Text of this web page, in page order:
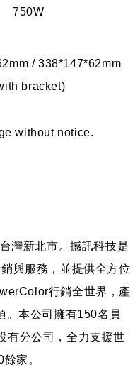
750W
/ 338*147*62mm
bracket)
without notice.
灣新北市。撼訊科技是
與服務，並提供全方位
行銷全世界，產
。本公司擁有150名員
有分公司，全力支援世
家。